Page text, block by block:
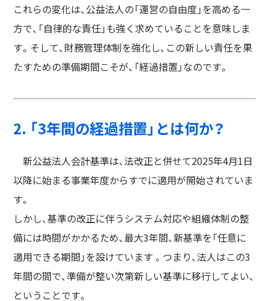
これらの変化は、公益法人の「運営の自由度」を高める一
方で、「自律的な責任」も強く求めていることを意味しま
す。そして、財務管理体制を強化し、この新しい責任を果
たすための準備期間こそが、「経過措置」なのです。
2. 「3年間の経過措置」とは何か？
新公益法人会計基準は、法改正と併せて2025年4月1日
以降に始まる事業年度からすでに適用が開始されていま
す。
しかし、基準の改正に伴うシステム対応や組織体制の整
備には時間がかかるため、最大3年間、新基準を「任意に
適用できる期間」を設けています 。つまり、法人はこの3
年間の間で、準備が整い次第新しい基準に移行してよい、
ということです。